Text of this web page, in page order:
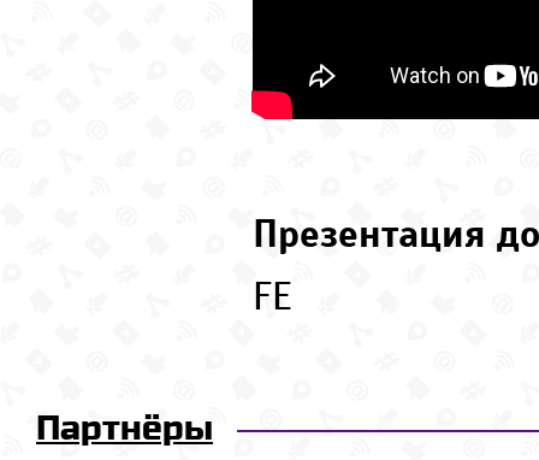
Презентация
FE
Партнёры